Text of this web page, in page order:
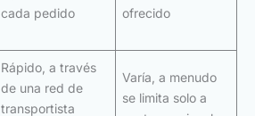
cada pedido
ofrecido
Rápido, a través
de una red de
transportista
Varía, a menudo
se limita solo a